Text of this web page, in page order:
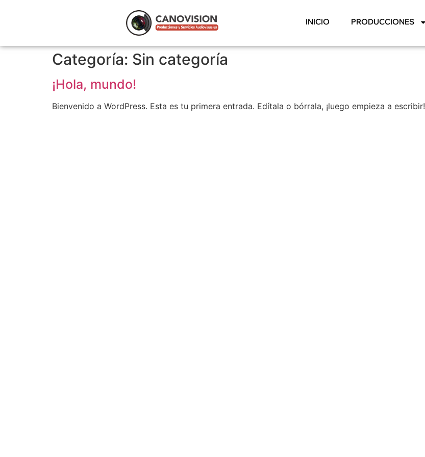
INICIO PRODUCCIONES
Categoría: Sin categoría
¡Hola, mundo!
Bienvenido a WordPress. Esta es tu primera entrada. Edítala o bórrala, ¡luego empieza a escribir!